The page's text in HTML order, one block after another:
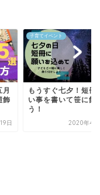
日
子育てイベント